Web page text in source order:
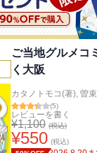
ご当地グルメ
く大阪
カタノトモコ(著), 曽
(5)
レビューを書く
¥1,100 (税込)
¥550 (税込)